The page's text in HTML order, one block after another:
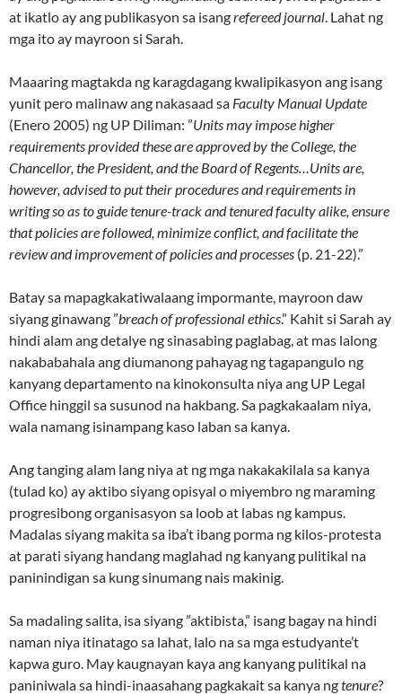
at ikatlo ay ang publikasyon sa isangrefereed journal. Lahat ng
mga ito ay mayroon si Sarah.
Maaaring magtakda ng karagdagang kwalipikasyon ang isang
yunit pero malinaw ang nakasaad sa Faculty Manual Update
(Enero 2005) ng UP Diliman: ”Units may impose higher
requirements provided these are approved by the College, the
Chancellor, the President, and the Board of Regents…Units are,
however, advised to put their procedures and requirements in
writing so as to guide tenure-track and tenured faculty alike, ensure
that policies are followed, minimize conflict, and facilitate the
review and improvement of policies and processes (p. 21-22).”
Batay sa mapagkakatiwalaang impormante, mayroon daw
siyang ginawang ”breach of professional ethics.” Kahit si Sarah ay
hindi alam ang detalye ng sinasabing paglabag, at mas lalong
nakababahala ang diumanong pahayag ng tagapangulo ng
kanyang departamento na kinokonsulta niya ang UP Legal
Office hinggil sa susunod na hakbang. Sa pagkakaalam niya,
wala namang isinampang kaso laban sa kanya.
Ang tanging alam lang niya at ng mga nakakakilala sa kanya
(tulad ko) ay aktibo siyang opisyal o miyembro ng maraming
progresibong organisasyon sa loob at labas ng kampus.
Madalas siyang makita sa iba’t ibang porma ng kilos-protesta
at parati siyang handang maglahad ng kanyang pulitikal na
paninindigan sa kung sinumang nais makinig.
Sa madaling salita, isa siyang ”aktibista,” isang bagay na hindi
naman niya itinatago sa lahat, lalo na sa mga estudyante’t
kapwa guro. May kaugnayan kaya ang kanyang pulitikal na
paniniwala sa hindi-inaasahang pagkakait sa kanya ngtenure?